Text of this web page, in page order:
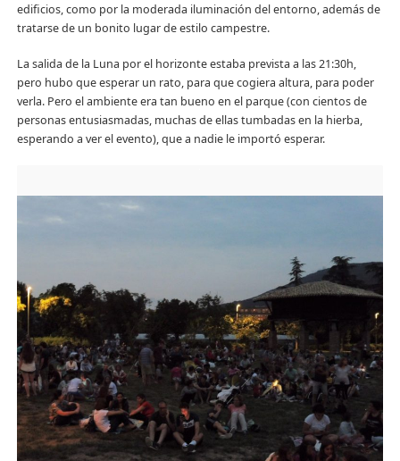
edificios, como por la moderada iluminación del entorno, además de
tratarse de un bonito lugar de estilo campestre.
La salida de la Luna por el horizonte estaba prevista a las 21:30h,
pero hubo que esperar un rato, para que cogiera altura, para poder
verla. Pero el ambiente era tan bueno en el parque (con cientos de
personas entusiasmadas, muchas de ellas tumbadas en la hierba,
esperando a ver el evento), que a nadie le importó esperar.